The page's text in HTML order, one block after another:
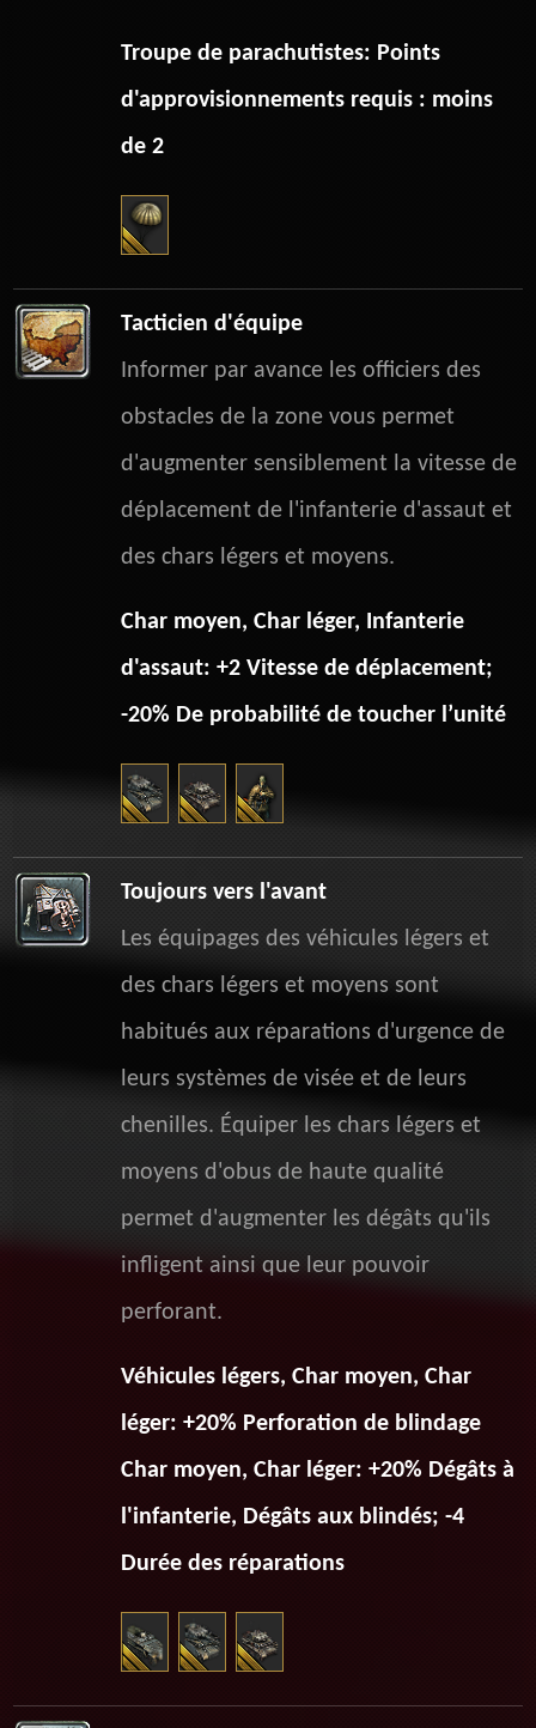
Troupe de parachutistes: Points
d'approvisionnements requis : moins
de 2
Tacticien d'équipe
Informer par avance les officiers des
obstacles de la zone vous permet
d'augmenter sensiblement la vitesse de
déplacement de l'infanterie d'assaut et
des chars légers et moyens.
Char moyen, Char léger, Infanterie
d'assaut: +2 Vitesse de déplacement;
-20% De probabilité de toucher l’unité
Toujours vers l'avant
Les équipages des véhicules légers et
des chars légers et moyens sont
habitués aux réparations d'urgence de
leurs systèmes de visée et de leurs
chenilles. Équiper les chars légers et
moyens d'obus de haute qualité
permet d'augmenter les dégâts qu'ils
infligent ainsi que leur pouvoir
perforant.
Véhicules légers, Char moyen, Char
léger: +20% Perforation de blindage
Char moyen, Char léger: +20% Dégâts à
l'infanterie, Dégâts aux blindés; -4
Durée des réparations